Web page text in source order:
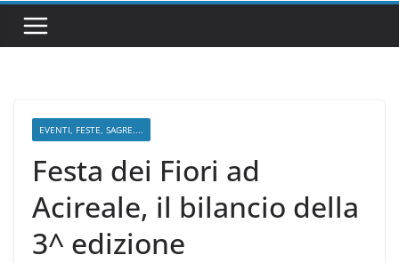
EVENTI, FESTE, SAGRE....
Festa dei Fiori ad
Acireale, il bilancio della
3^ edizione